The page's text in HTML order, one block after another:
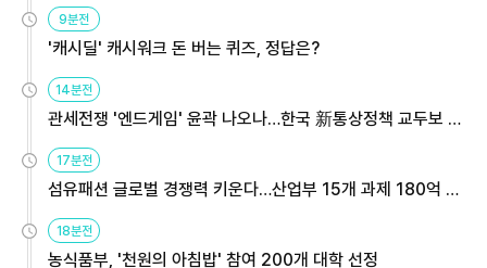
9분전
'캐시딜' 캐시워크 돈 버는 퀴즈, 정답은?
14분전
관세전쟁 '엔드게임' 윤곽 나오나…한국 新통상정책 교두보 활
17분전
섬유패션 글로벌 경쟁력 키운다…산업부 15개 과제 180억 지
18분전
농식품부, '천원의 아침밥' 참여 200개 대학 선정